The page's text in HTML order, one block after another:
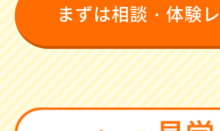
まずは相談・体験